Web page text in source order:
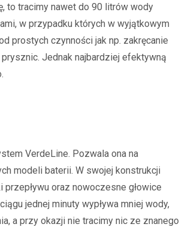
to tracimy nawet do 90 litrów wody
w przypadku których w wyjątkowym
prostych czynności jak np. zakręcanie
Jednak najbardziej efektywną
VerdeLine. Pozwala ona na
modeli baterii. W swojej konstrukcji
oraz nowoczesne głowice
jednej minuty wypływa mniej wody,
a przy okazji nie tracimy nic ze znanego